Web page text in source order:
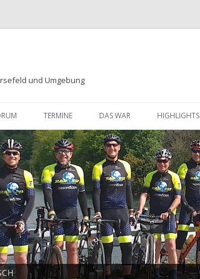
und Umgebung
Inhalt
TERMINE DAS WAR HIGHLIGHTS